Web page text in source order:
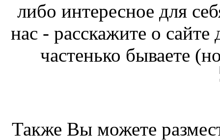
либо интересное для
нас - расскажите о
частенько бываете
Также Вы можете